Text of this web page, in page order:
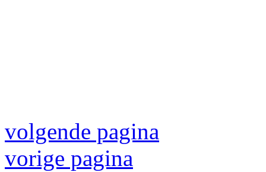
volgende pagina
vorige pagina